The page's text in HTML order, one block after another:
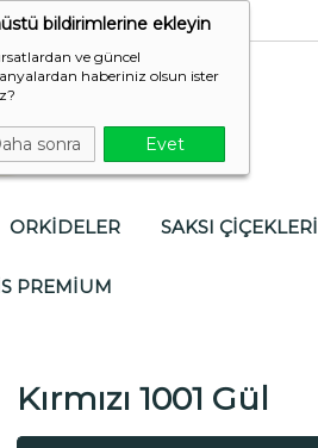
bildirimlerine ekleyin
ve güncel
haberiniz olsun ister
sonra Evet
ORKİDELER SAKSI ÇİÇEKLERİ
PREMİUM
Kırmızı 1001 Gül